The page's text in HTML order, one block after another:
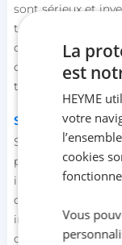
sont sérieux et
tendance à se
cela peut nuire à
de
s’entourer de
travailler.
Se fixer des
Sans objectifs
peut vite se
informelle. Avant
définir un ordre du
inclure des sujets
corriger ou des
La
est
HEYME
votre
cookies
Vous